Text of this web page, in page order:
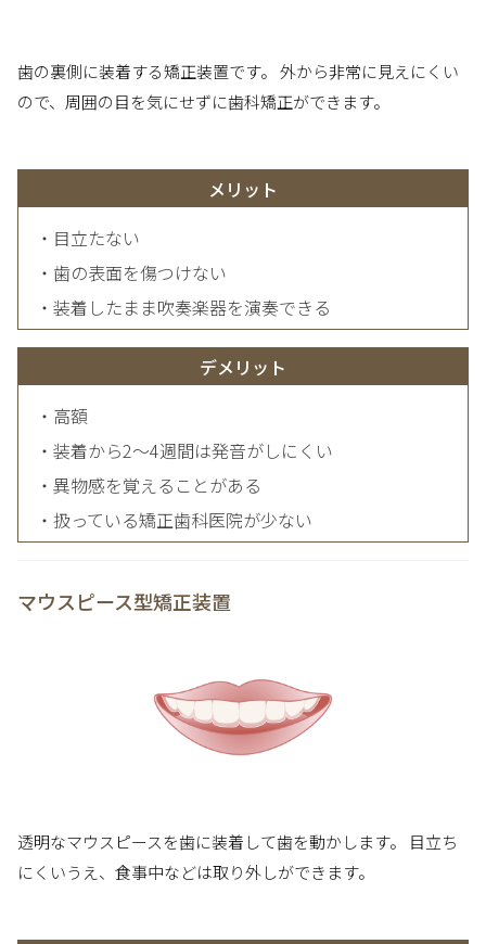
歯の裏側に装着する矯正装置です。 外から非常に見えにくい
ので、周囲の目を気にせずに歯科矯正ができます。
メリット
・目立たない
・歯の表面を傷つけない
・装着したまま吹奏楽器を演奏できる
デメリット
・高額
・装着から2～4週間は発音がしにくい
・異物感を覚えることがある
・扱っている矯正歯科医院が少ない
マウスピース型矯正装置
透明なマウスピースを歯に装着して歯を動かします。 目立ち
にくいうえ、食事中などは取り外しができます。